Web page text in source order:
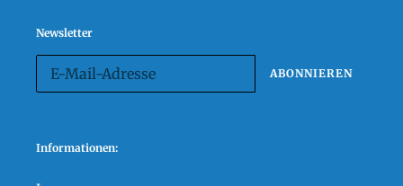
Newsletter
ABONNIEREN
Informationen: